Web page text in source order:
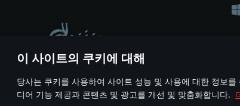
이 사이트의 쿠키에 대해
당사는 쿠키를 사용하여 사이트 성능 및 사용에 대한 정보를
디어 기능 제공과 콘텐츠 및 광고를 개선 및 맞춤화합니다.
게임 에서 어떠한 현실의 무기나 차량을 묘사하는
© 2011—2026 Gaijin Games Kft. All trademarks, logos
이용 약관 이용 약